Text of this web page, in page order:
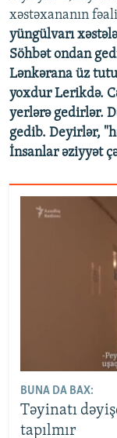
xəstəxananın
yüngülvarı
Söhbət ondan
Lənkərana üz
yoxdur Lerikdə.
yerlərə gedirlər.
gedib. Deyirlər,
İnsanlar əziyyət
BUNA DA BAX:
Təyinatı
tapılmır